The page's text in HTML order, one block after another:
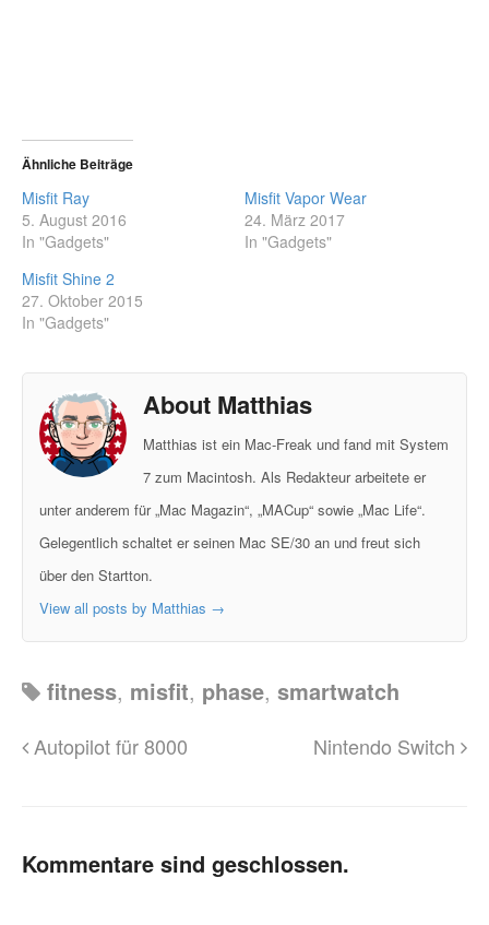
Ähnliche Beiträge
Misfit Ray
5. August 2016
In "Gadgets"
Misfit Vapor Wear
24. März 2017
In "Gadgets"
Misfit Shine 2
27. Oktober 2015
In "Gadgets"
About Matthias
Matthias ist ein Mac-Freak und fand mit System
7 zum Macintosh. Als Redakteur arbeitete er
unter anderem für „Mac Magazin“, „MACup“ sowie „Mac Life“.
Gelegentlich schaltet er seinen Mac SE/30 an und freut sich
über den Startton.
View all posts by Matthias →
fitness, misfit, phase, smartwatch
Autopilot für 8000 Nintendo Switch
Kommentare sind geschlossen.